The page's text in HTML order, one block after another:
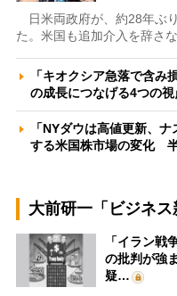
日米両政府が、約28年ぶ
た。米国も追加介入を辞さ
「キオクシア急落で含
の成長につなげる4つの
「NYダウは高値更新、
する米国株市場の変化
大前研一「ビジネ
「イラン戦
の批判が強
疑…